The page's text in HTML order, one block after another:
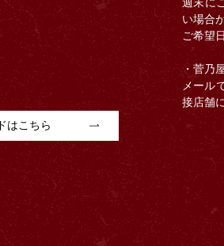
はこちら
週末に
い場合
ご希望
・菅乃
メール
接店舗